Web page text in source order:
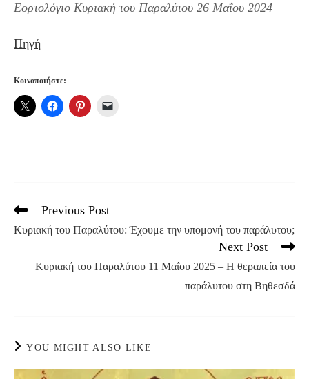
Εορτολόγιο Κυριακή του Παραλύτου 26 Μαΐου 2024
Πηγή
Κοινοποιήστε:
Read
articles
Previous Post
Κυριακή του Παραλύτου: Έχουμε την υπομονή του παράλυτου;
Next Post
Κυριακή του Παραλύτου 11 Μαΐου 2025 – Η θεραπεία του
παράλυτου στη Βηθεσδά
YOU MIGHT ALSO LIKE